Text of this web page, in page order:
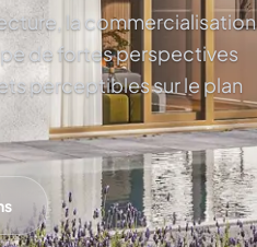
la commercialisation
de fortes perspectives
perceptibles sur le plan